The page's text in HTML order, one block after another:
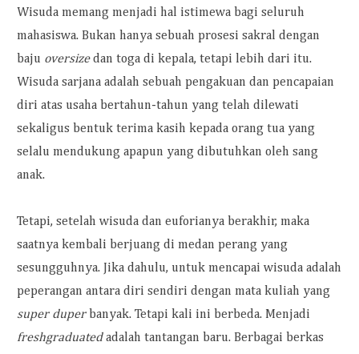
Wisuda memang menjadi hal istimewa bagi seluruh
mahasiswa. Bukan hanya sebuah prosesi sakral dengan
baju oversizedan toga di kepala, tetapi lebih dari itu.
Wisuda sarjana adalah sebuah pengakuan dan pencapaian
diri atas usaha bertahun-tahun yang telah dilewati
sekaligus bentuk terima kasih kepada orang tua yang
selalu mendukung apapun yang dibutuhkan oleh sang
anak.
Tetapi, setelah wisuda dan euforianya berakhir, maka
saatnya kembali berjuang di medan perang yang
sesungguhnya. Jika dahulu, untuk mencapai wisuda adalah
peperangan antara diri sendiri dengan mata kuliah yang
super duperbanyak. Tetapi kali ini berbeda. Menjadi
freshgraduatedadalah tantangan baru. Berbagai berkas